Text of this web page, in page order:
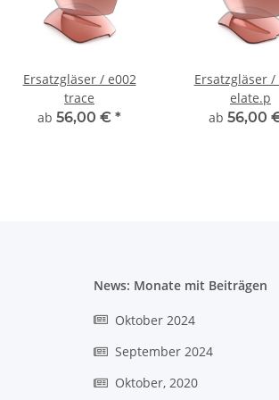
Ersatzgläser / e002
trace
ab 56,00 € *
Ersatzgläser /
elate.p
ab 56,00
News: Monate mit Beiträgen
Oktober 2024
September 2024
Oktober, 2020